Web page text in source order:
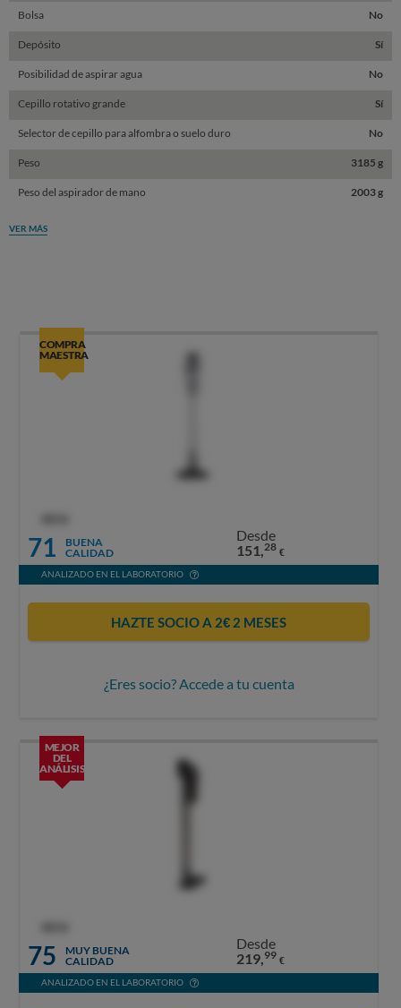
Bolsa No
Depósito Sí
Posibilidad de aspirar agua No
Cepillo rotativo grande Sí
Selector de cepillo para alfombra o suelo duro No
Peso 3185 g
Peso del aspirador de mano 2003 g
VER MÁS
COMPRA
MAESTRA
71
BUENA
CALIDAD
Desde
151,28 €
ANALIZADO EN EL LABORATORIO
HAZTE SOCIO A 2€ 2 MESES
¿Eres socio? Accede a tu cuenta
MEJOR
DEL
ANÁLISIS
75
MUY BUENA
CALIDAD
Desde
219,99 €
ANALIZADO EN EL LABORATORIO